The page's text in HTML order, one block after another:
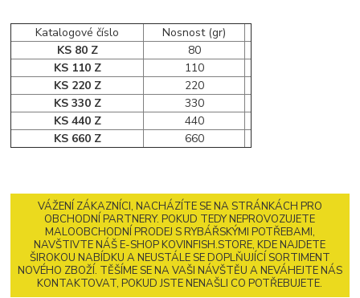
Katalogové číslo
Nosnost (gr)
KS 80 Z
80
KS 110 Z
110
KS 220 Z
220
KS 330 Z
330
KS 440 Z
440
KS 660 Z
660
VÁŽENÍ ZÁKAZNÍCI, NACHÁZÍTE SE NA STRÁNKÁCH PRO
OBCHODNÍ PARTNERY. POKUD TEDY NEPROVOZUJETE
MALOOBCHODNÍ PRODEJ S RYBÁŘSKÝMI POTŘEBAMI,
NAVŠTIVTE NÁŠ E-SHOP KOVINFISH.STORE, KDE NAJDETE
ŠIROKOU NABÍDKU A NEUSTÁLE SE DOPLŇUJÍCÍ SORTIMENT
NOVÉHO ZBOŽÍ. TĚŠÍME SE NA VAŠI NÁVŠTĚU A NEVÁHEJTE NÁS
KONTAKTOVAT, POKUD JSTE NENAŠLI CO POTŘEBUJETE.